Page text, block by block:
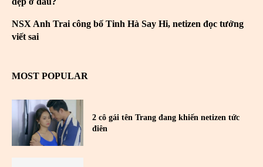
NSX Anh Trai công bố Tinh Hà Say Hi, netizen đọc tưởng
viết sai
MOST POPULAR
2 cô gái tên Trang đang khiến netizen tức
điên